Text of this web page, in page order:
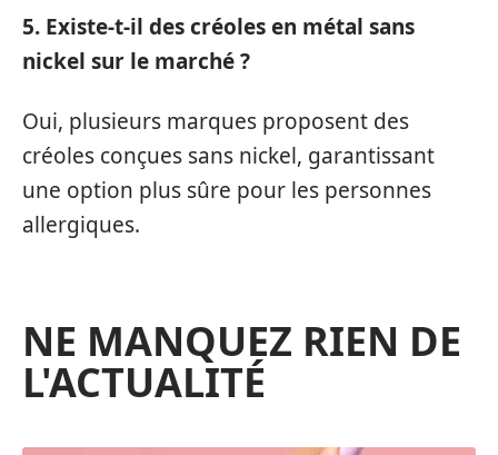
5. Existe-t-il des créoles en métal sans
nickel sur le marché ?
Oui, plusieurs marques proposent des
créoles conçues sans nickel, garantissant
une option plus sûre pour les personnes
allergiques.
NE MANQUEZ RIEN DE
L'ACTUALITÉ